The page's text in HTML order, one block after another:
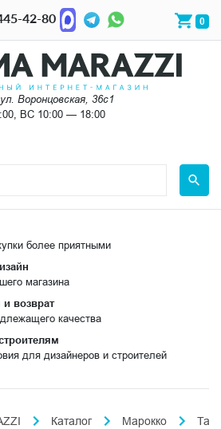
42-80 0
Воронцовская, 36с1
ВС 10:00 — 18:00
более приятными
магазина
возврат
качества
для дизайнеров и строителей
Каталог Марокко